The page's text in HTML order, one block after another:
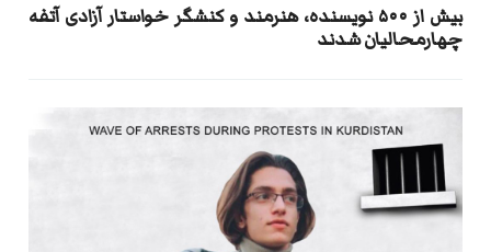
بیش از ۵۰۰ نویسنده، هنرمند و کنشگر خواستار آزادی آتفه
چهارمحالیان شدند